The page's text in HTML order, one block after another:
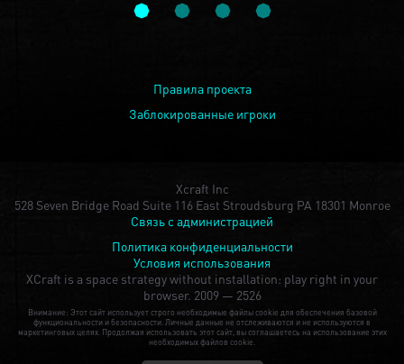
Правила проекта
Заблокированные игроки
Xcraft Inc
528 Seven Bridge Road Suite 116 East Stroudsburg PA 18301 Monroe
Связь с администрацией
Политика конфиденциальности
Условия использования
XCraft is a space strategy without installation: play right in your
browser. 2009 — 2526
Внимание: Этот сайт использует строго необходимые файлы cookie для обеспечения базовой
функциональности и безопасности. Личные данные не отслеживаются и не используются в
маркетинговых целях. Продолжая использовать этот сайт, вы соглашаетесь на использование этих
необходимых файлов cookie.